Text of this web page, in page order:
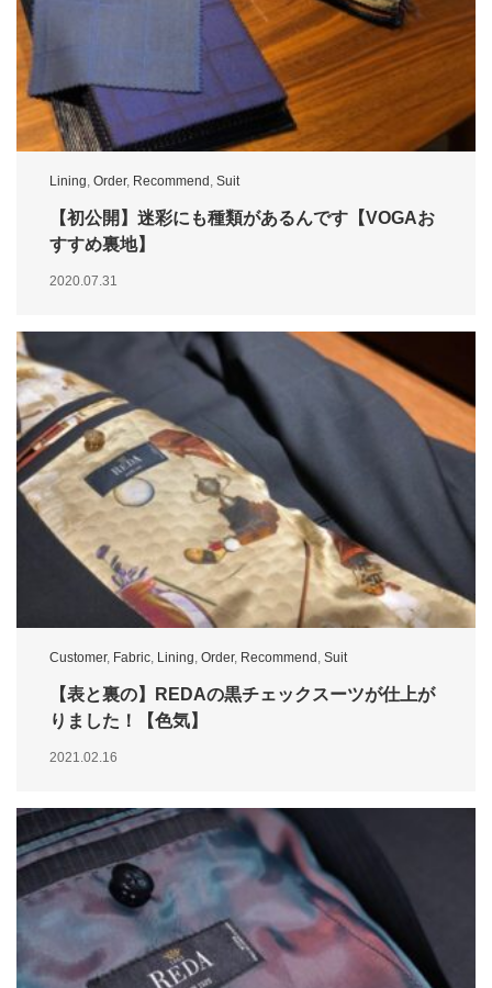
Lining, Order, Recommend , Suit
【初公開】迷彩にも種類があるんです【VOGAお
すすめ裏地】
2020.07.31
Customer, Fabric Lining Order, Recommend Suit
【表と裏の】REDAの黒チェックスーツが仕上が
りました！【色気】
2021.02.16